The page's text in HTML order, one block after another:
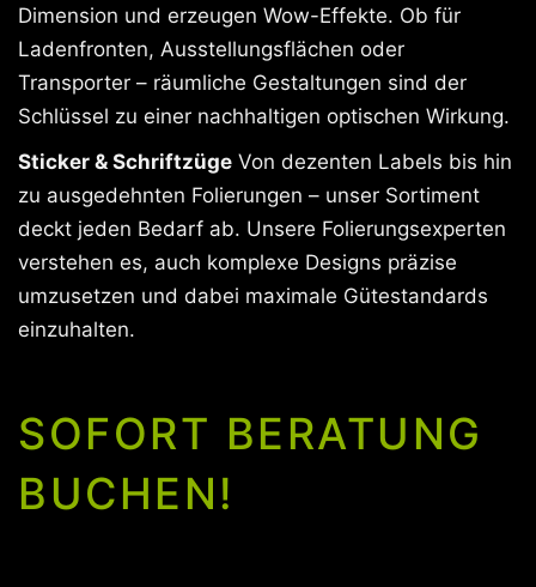
Dimension und erzeugen Wow-Effekte. Ob für
Ladenfronten, Ausstellungsflächen oder
Transporter – räumliche Gestaltungen sind der
Schlüssel zu einer nachhaltigen optischen Wirkung.
Sticker & Schriftzüge Von dezenten Labels bis hin
zu ausgedehnten Folierungen – unser Sortiment
deckt jeden Bedarf ab. Unsere Folierungsexperten
verstehen es, auch komplexe Designs präzise
umzusetzen und dabei maximale Gütestandards
einzuhalten.
SOFORT BERATUNG
BUCHEN!